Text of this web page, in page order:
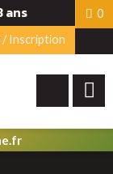
ans
0
Inscription